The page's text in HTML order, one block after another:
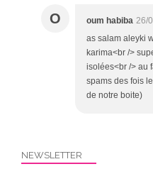
O oum habiba 26/
as salam aleyki
karima<br />
isolées<br /> au
spams des fois
de notre boite)
NEWSLETTER